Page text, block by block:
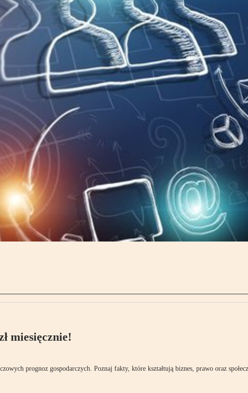
miesięcznie!
prognoz gospodarczych. Poznaj fakty, które kształtują biznes, prawo oraz